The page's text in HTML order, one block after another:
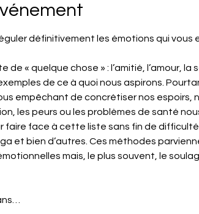
définitivement les émotions qui vous
« quelque chose » : l’amitié, l’amour,
de ce à quoi nous aspirons.
empêchant de concrétiser nos espoirs,
les peurs ou les problèmes de santé
faire face à cette liste sans fin de
et bien d’autres. Ces méthodes
mais, le plus souvent, le